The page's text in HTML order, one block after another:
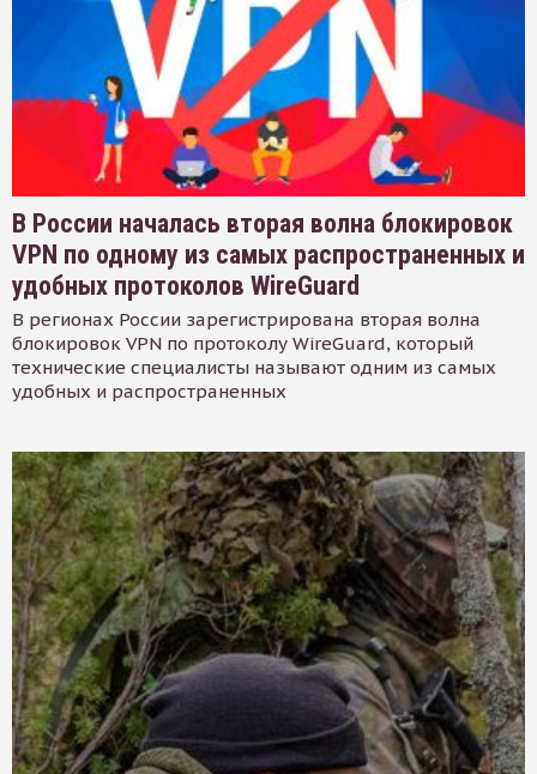
В России началась вторая волна блокировок
VPN по одному из самых распространенных и
удобных протоколов WireGuard
В регионах России зарегистрирована вторая волна
блокировок VPN по протоколу WireGuard, который
технические специалисты называют одним из самых
удобных и распространенных